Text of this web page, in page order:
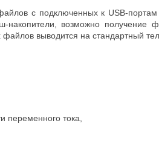
с подключенных к USB-
накопители, возможно получение
выводится на стандартный
переменного тока,